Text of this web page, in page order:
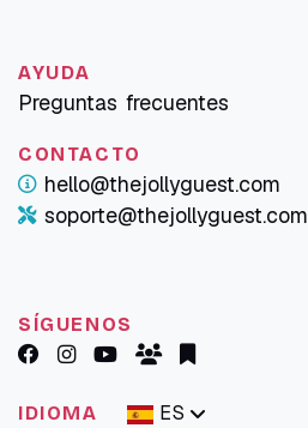
AYUDA
Preguntas frecuentes
CONTACTO
hello@thejollyguest.com
soporte@thejollyguest.com
SÍGUENOS
IDIOMA ES